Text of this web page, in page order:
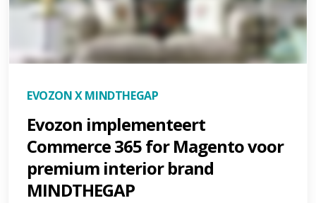
EVOZON X MINDTHEGAP
Evozon implementeert
Commerce 365 for Magento voor
premium interior brand
MINDTHEGAP